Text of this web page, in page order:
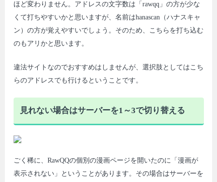
ほど変わりません。アドレスの文字数は「rawqq」の方が少な
くて打ちやすいかと思いますが、名前はhanascan（ハナスキャ
ン）の方が覚えやすいでしょう。そのため、こちらを打ち込む
のもアリかと思います。
違法サイトなのでおすすめはしませんが、選択肢としてはこち
らのアドレスでも行けるということです。
見れない場合はサーバーを1～3で切り替える
ごく稀に、RawQQの個別の漫画ページを開いたのに「漫画が
表示されない」ということがあります。その場合はサーバーを